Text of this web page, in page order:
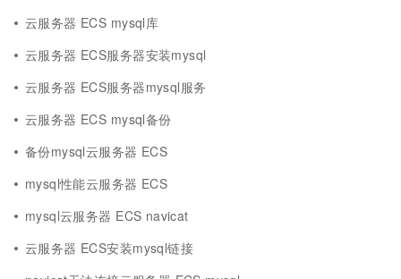
云服务器 ECS mysql库
云服务器 ECS服务器安装mysql
云服务器 ECS服务器mysql服务
云服务器 ECS mysql备份
备份mysql云服务器 ECS
mysql性能云服务器 ECS
mysql云服务器 ECS navicat
云服务器 ECS安装mysql链接